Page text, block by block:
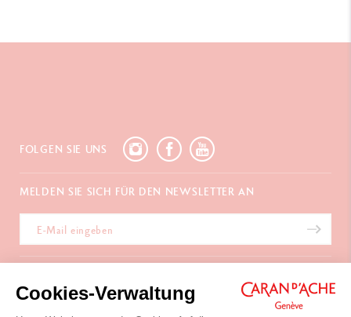
Cookies-Verwaltung
FOLGEN SIE UNS
MELDEN SIE SICH FÜR DEN NEWSLETTER AN